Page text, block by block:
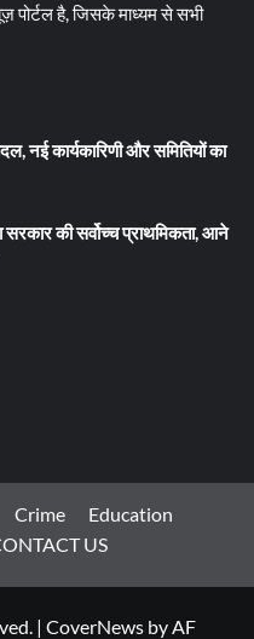
पोर्टल है, जिसके माध्यम से सभी
नई कार्यकारिणी और समितियों का
सरकार की सर्वोच्च प्राथमिकता, आने
Crime
Education
US
| CoverNews by AF